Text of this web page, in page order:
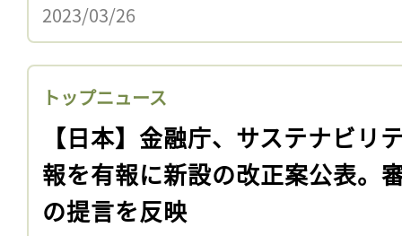
2023/03/26
トップニュース
【日本】金融庁、サステナビリ
報を有報に新設の改正案公表。
の提言を反映